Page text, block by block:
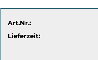
Art.Nr.:
Lieferzeit: